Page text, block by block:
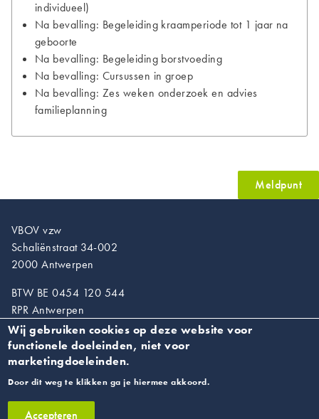
individueel)
Na bevalling: Begeleiding kraamperiode tot 1 jaar na
geboorte
Na bevalling: Begeleiding borstvoeding
Na bevalling: Cursussen in groep
Na bevalling: Zes weken onderzoek en advies
familieplanning
Meldpunt
VBOV vzw
Schaliënstraat 34-002
2000 Antwerpen
BTW BE 0454 120 544
RPR Antwerpen
T. 03/218.89.67
info@vroedvrouwen.be
Privacyverklaring
Wij gebruiken cookies op deze website voor
functionele doeleinden, niet voor
marketingdoeleinden.
Door dit weg te klikken ga je hiermee akkoord.
Accepteren